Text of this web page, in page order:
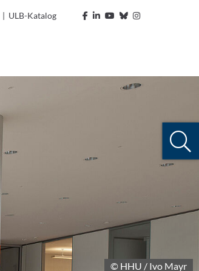
| ULB-Katalog
© HHU / Ivo Mayr